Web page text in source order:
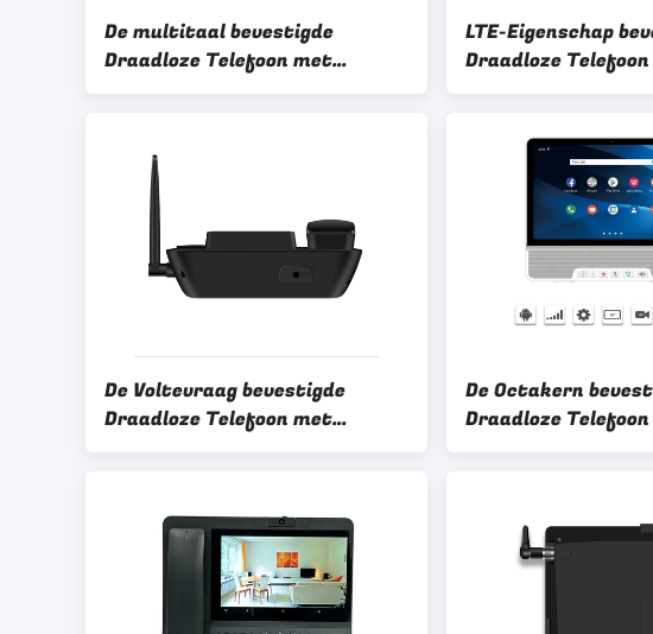
De multitaal bevestigde
Draadloze Telefoon met
Hotspot 2.4G WIFI Twee SIM
LTE-Eigenschap
Draadloze
Hotspot Dubbele
De Voltevraag bevestigde
Draadloze Telefoon met
Hotspot Dubbel SIM Card Slot
De Octakern
Draadloze
Hotspot de